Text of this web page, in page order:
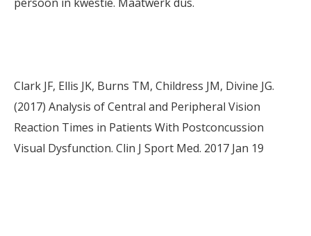
Clark JF, Ellis JK, Burns TM, Childress JM, Divine JG.
(2017) Analysis of Central and Peripheral Vision
Reaction Times in Patients With Postconcussion
Visual Dysfunction. Clin J Sport Med. 2017 Jan 19